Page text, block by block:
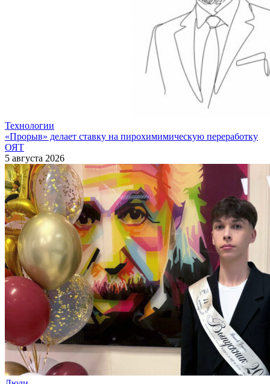
Технологии
«Прорыв» делает ставку на пирохимимическую переработку
ОЯТ
5 августа 2026